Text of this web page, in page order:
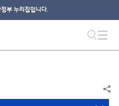
부 누리집입니다.